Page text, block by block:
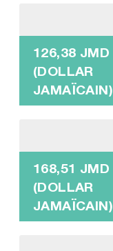
126,38 JMD
(DOLLAR
JAMAÏCAIN)
168,51 JMD
(DOLLAR
JAMAÏCAIN)